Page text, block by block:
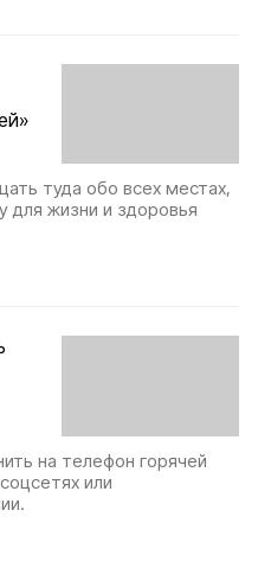
туда обо всех местах,
для жизни и здоровья
на телефон горячей
или